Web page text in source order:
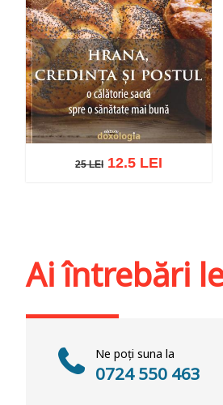
25 LEI 12.5 LEI
Ai întrebări
Ne poți suna la
0724 550 463